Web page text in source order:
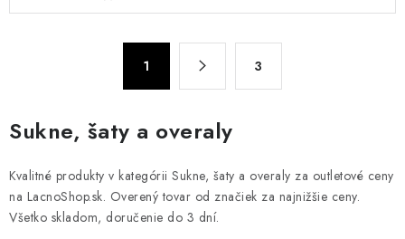
c
i
e
p
r
á
n
o
v
a
1 3
Sukne, šaty a overaly
Kvalitné produkty v kategórii Sukne, šaty a overaly za outletové ceny
na LacnoShop.sk. Overený tovar od značiek za najnižšie ceny.
Všetko skladom, doručenie do 3 dní.